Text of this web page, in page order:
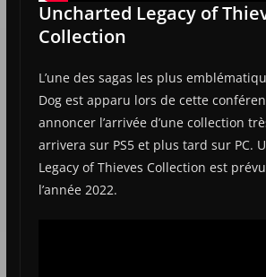
Uncharted Legacy of
Collection
L’une des sagas les plus
Dog est apparu lors de cette
annoncer l’arrivée d’une collection
arrivera sur PS5 et plus tard sur PC.
Legacy of Thieves Collection est
l’année 2022.